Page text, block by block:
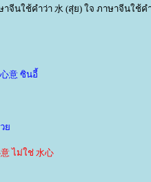
จีนใช้คำว่า 水 (สุ่ย) ใจ ภาษาจีนใช้ค
心意 ซินอี้
ว
ไม่ใช่ 水心